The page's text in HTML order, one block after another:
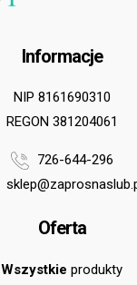
Informacje
NIP 8161690310
REGON 381204061
726-644-296
Oferta
Wszystkie produkty